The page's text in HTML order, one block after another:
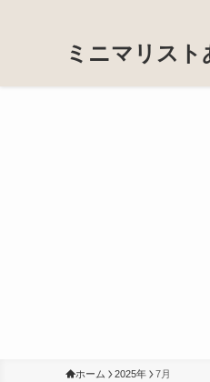
ミニマリス
ホーム 2025年 7月